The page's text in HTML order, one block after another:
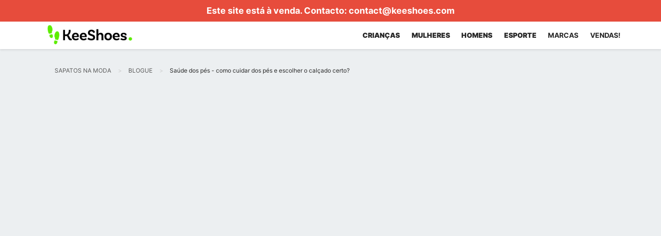
Este site está à venda. Contacto: contact@keeshoes.com
CRIANÇAS MULHERES HOMENS ESPORTE MARCAS VENDAS!
SAPATOS NA MODA BLOGUE Saúde dos pés - como cuidar dos pés e escolher o calçado certo?